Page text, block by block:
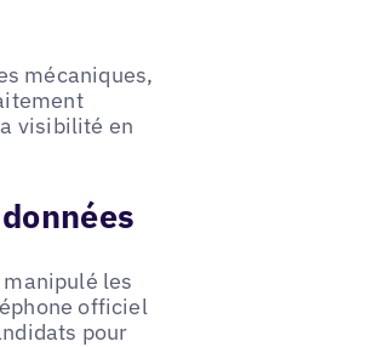
mécaniques,
visibilité en
les
officiel
pour